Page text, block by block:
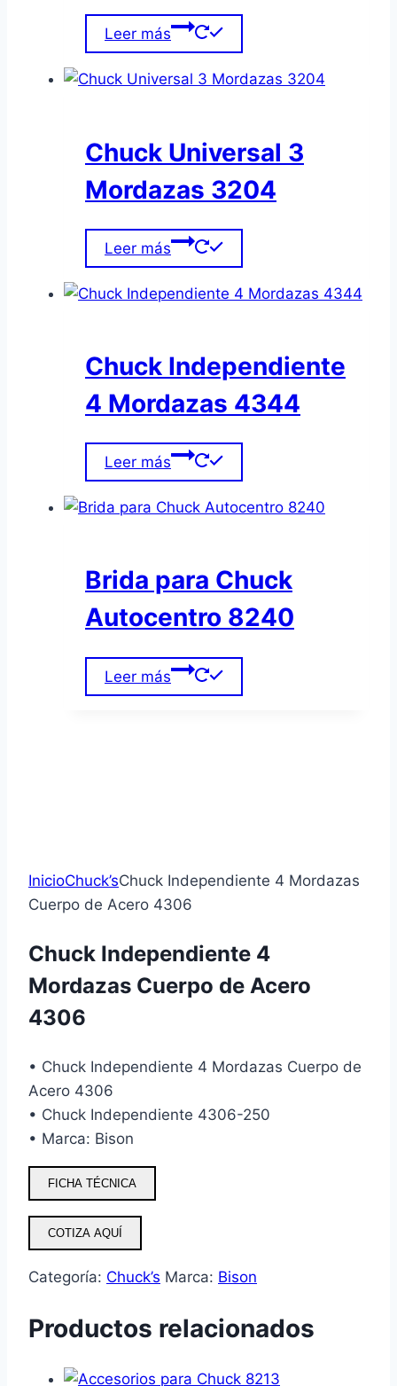
Leer más
Chuck Universal 3
Mordazas 3204
Leer más
Chuck Independiente
4 Mordazas 4344
Leer más
Brida para Chuck
Autocentro 8240
Leer más
InicioChuck’sChuck Independiente 4 Mordazas
Cuerpo de Acero 4306
Chuck Independiente 4
Mordazas Cuerpo de Acero
4306
• Chuck Independiente 4 Mordazas Cuerpo de
Acero 4306
• Chuck Independiente 4306-250
• Marca: Bison
FICHA TÉCNICA
COTIZA AQUÍ
Categoría: Chuck’s Marca: Bison
Productos relacionados